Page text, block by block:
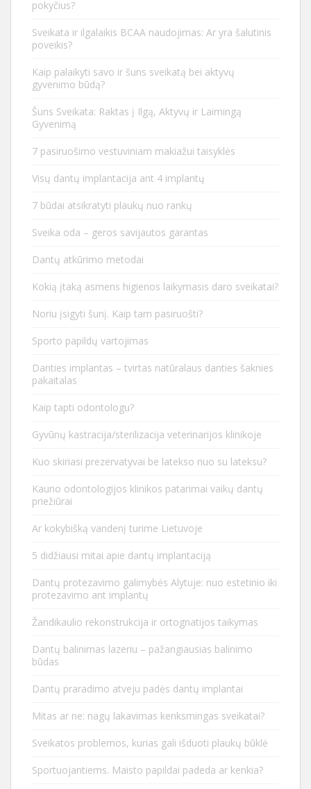
pokyčius?
Sveikata ir ilgalaikis BCAA naudojimas: Ar yra šalutinis
poveikis?
Kaip palaikyti savo ir šuns sveikatą bei aktyvų
gyvenimo būdą?
Šuns Sveikata: Raktas į Ilgą, Aktyvų ir Laimingą
Gyvenimą
7 pasiruošimo vestuviniam makiažui taisyklės
Visų dantų implantacija ant 4 implantų
7 būdai atsikratyti plaukų nuo rankų
Sveika oda – geros savijautos garantas
Dantų atkūrimo metodai
Kokią įtaką asmens higienos laikymasis daro sveikatai?
Noriu įsigyti šunį. Kaip tam pasiruošti?
Sporto papildų vartojimas
Danties implantas – tvirtas natūralaus danties šaknies
pakaitalas
Kaip tapti odontologu?
Gyvūnų kastracija/sterilizacija veterinarijos klinikoje
Kuo skiriasi prezervatyvai be latekso nuo su lateksu?
Kauno odontologijos klinikos patarimai vaikų dantų
priežiūrai
Ar kokybišką vandenį turime Lietuvoje
5 didžiausi mitai apie dantų implantaciją
Dantų protezavimo galimybės Alytuje: nuo estetinio iki
protezavimo ant implantų
Žandikaulio rekonstrukcija ir ortognatijos taikymas
Dantų balinimas lazeriu – pažangiausias balinimo
būdas
Dantų praradimo atveju padės dantų implantai
Mitas ar ne: nagų lakavimas kenksmingas sveikatai?
Sveikatos problemos, kurias gali išduoti plaukų būklė
Sportuojantiems. Maisto papildai padeda ar kenkia?